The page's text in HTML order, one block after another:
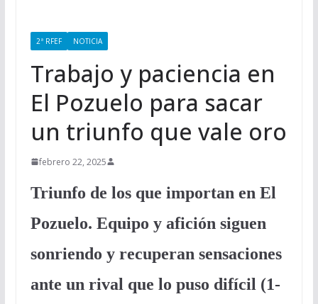
2ª RFEF NOTICIA
Trabajo y paciencia en
El Pozuelo para sacar
un triunfo que vale oro
febrero 22, 2025
Triunfo de los que importan en El
Pozuelo. Equipo y afición siguen
sonriendo y recuperan sensaciones
ante un rival que lo puso difícil (1-